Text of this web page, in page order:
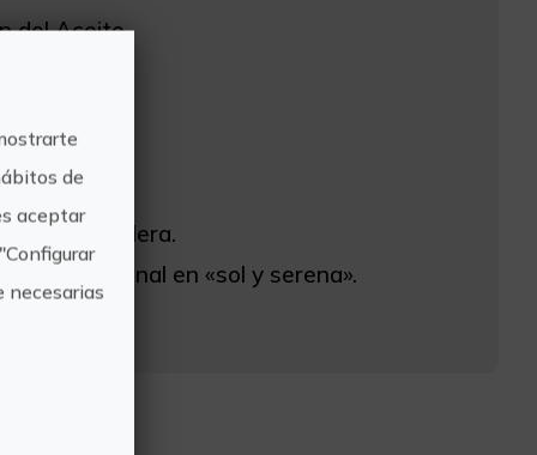
del Aceite.
y solera.
final en «sol y serena».
de
aceptar
necesarias